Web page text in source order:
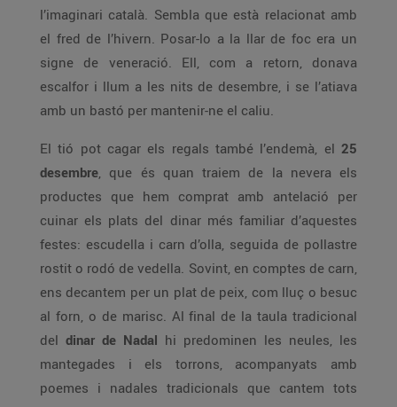
l’imaginari català. Sembla que està relacionat amb
el fred de l’hivern. Posar-lo a la llar de foc era un
signe de veneració. Ell, com a retorn, donava
escalfor i llum a les nits de desembre, i se l’atiava
amb un bastó per mantenir-ne el caliu.
El tió pot cagar els regals també l’endemà, el 25
desembre, que és quan traiem de la nevera els
productes que hem comprat amb antelació per
cuinar els plats del dinar més familiar d’aquestes
festes: escudella i carn d’olla, seguida de pollastre
rostit o rodó de vedella. Sovint, en comptes de carn,
ens decantem per un plat de peix, com lluç o besuc
al forn, o de marisc. Al final de la taula tradicional
del dinar de Nadal hi predominen les neules, les
mantegades i els torrons, acompanyats amb
poemes i nadales tradicionals que cantem tots